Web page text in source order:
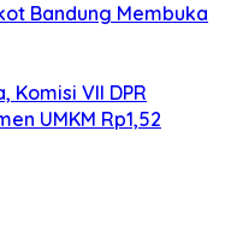
Bandung Membuka
Komisi VII DPR
UMKM Rp1,52